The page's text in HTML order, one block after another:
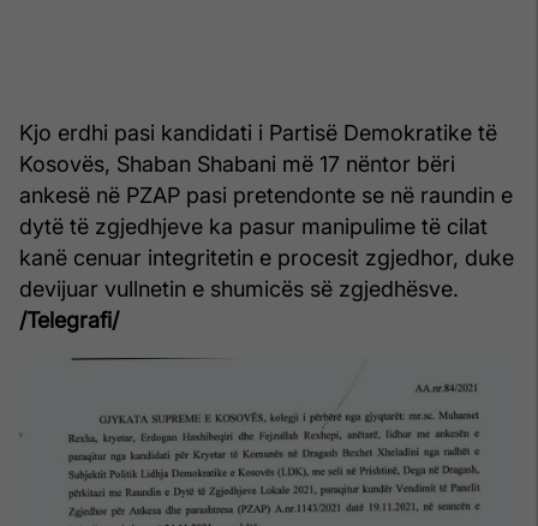
Kjo erdhi pasi kandidati i Partisë Demokratike të
Kosovës, Shaban Shabani më 17 nëntor bëri
ankesë në PZAP pasi pretendonte se në raundin e
dytë të zgjedhjeve ka pasur manipulime të cilat
kanë cenuar integritetin e procesit zgjedhor, duke
devijuar vullnetin e shumicës së zgjedhësve.
/Telegrafi/